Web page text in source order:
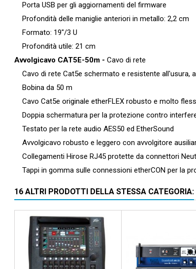
Porta USB per gli aggiornamenti del firmware
Profondità delle maniglie anteriori in metallo: 2,2 cm
Formato: 19"/3 U
Profondità utile: 21 cm
Avvolgicavo CAT5E-50m - Cavo di rete
Cavo di rete Cat5e schermato e resistente all'usura,
Bobina da 50 m
Cavo Cat5e originale etherFLEX robusto e molto
Doppia schermatura per la protezione contro
Testato per la rete audio AES50 ed EtherSound
Avvolgicavo robusto e leggero con avvolgitore
Collegamenti Hirose RJ45 protette da connettori
Tappi in gomma sulle connessioni etherCON per la
16 ALTRI PRODOTTI DELLA STESSA CATEGORIA:
- 140,00 €
Prezzo scontato